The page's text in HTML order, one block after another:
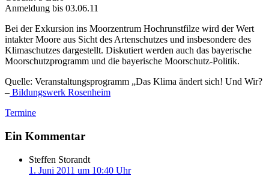
Anmeldung bis 03.06.11
Bei der Exkursion ins Moorzentrum Hochrunstfilze wird der Wert
intakter Moore aus Sicht des Artenschutzes und insbesondere des
Klimaschutzes dargestellt. Diskutiert werden auch das bayerische
Moorschutzprogramm und die bayerische Moorschutz-Politik.
Quelle: Veranstaltungsprogramm „Das Klima ändert sich! Und Wir?
– Bildungswerk Rosenheim
Termine
Ein Kommentar
Steffen Storandt
1. Juni 2011 um 10:40 Uhr